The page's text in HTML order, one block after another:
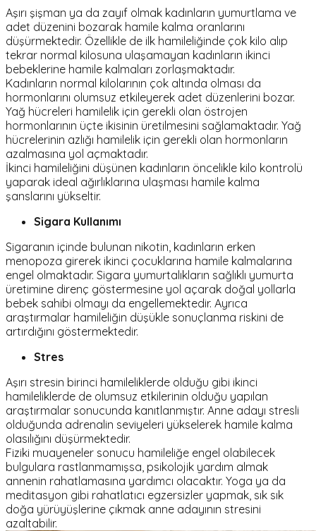
Aşırı şişman ya da zayıf olmak kadınların yumurtlama ve
adet düzenini bozarak hamile kalma oranlarını
düşürmektedir. Özellikle de ilk hamileliğinde çok kilo alıp
tekrar normal kilosuna ulaşamayan kadınların ikinci
bebeklerine hamile kalmaları zorlaşmaktadır.
Kadınların normal kilolarının çok altında olması da
hormonlarını olumsuz etkileyerek adet düzenlerini bozar.
Yağ hücreleri hamilelik için gerekli olan östrojen
hormonlarının üçte ikisinin üretilmesini sağlamaktadır. Yağ
hücrelerinin azlığı hamilelik için gerekli olan hormonların
azalmasına yol açmaktadır.
İkinci hamileliğini düşünen kadınların öncelikle kilo kontrolü
yaparak ideal ağırlıklarına ulaşması hamile kalma
şanslarını yükseltir.
Sigara Kullanımı
Sigaranın içinde bulunan nikotin, kadınların erken
menopoza girerek ikinci çocuklarına hamile kalmalarına
engel olmaktadır. Sigara yumurtalıkların sağlıklı yumurta
üretimine direnç göstermesine yol açarak doğal yollarla
bebek sahibi olmayı da engellemektedir. Ayrıca
araştırmalar hamileliğin düşükle sonuçlanma riskini de
artırdığını göstermektedir.
Stres
Aşırı stresin birinci hamileliklerde olduğu gibi ikinci
hamileliklerde de olumsuz etkilerinin olduğu yapılan
araştırmalar sonucunda kanıtlanmıştır. Anne adayı stresli
olduğunda adrenalin seviyeleri yükselerek hamile kalma
olasılığını düşürmektedir.
Fiziki muayeneler sonucu hamileliğe engel olabilecek
bulgulara rastlanmamışsa, psikolojik yardım almak
annenin rahatlamasına yardımcı olacaktır. Yoga ya da
meditasyon gibi rahatlatıcı egzersizler yapmak, sık sık
doğa yürüyüşlerine çıkmak anne adayının stresini
azaltabilir.